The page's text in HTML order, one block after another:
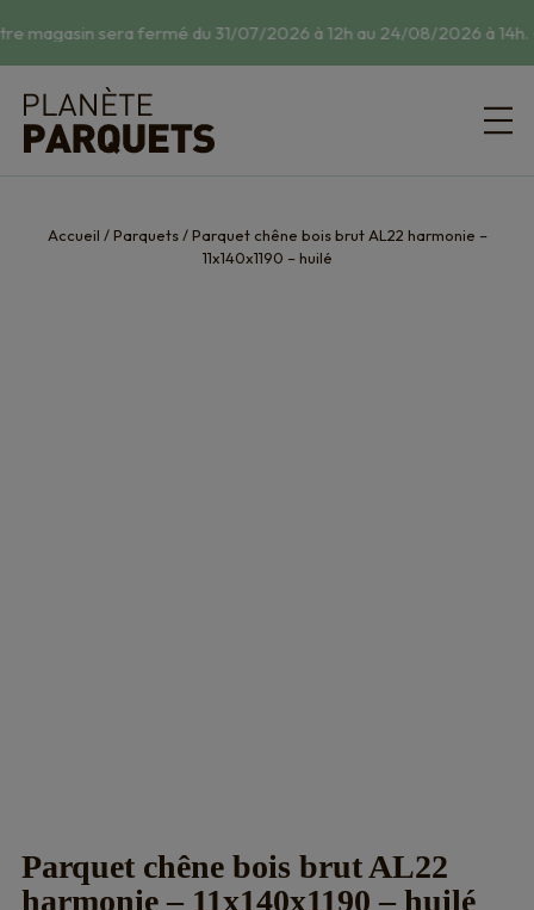
magasin sera fermé du 31/07/2026 à 12h au 24/08/2026 à 14h.
Accueil /Parquets/Parquet chêne bois brut AL22 harmonie –
11x140x1190 – huilé
Parquet chêne bois brut AL22
harmonie – 11x140x1190 – huilé